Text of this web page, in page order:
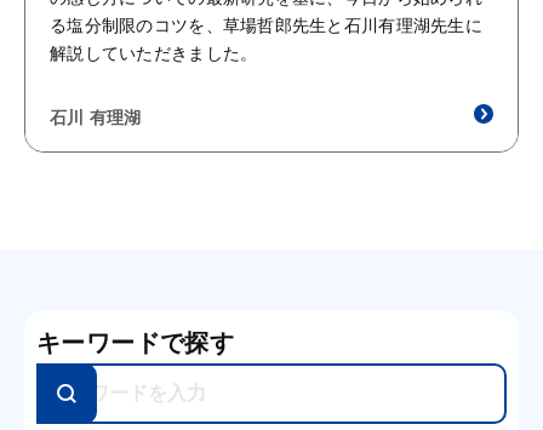
る塩分制限のコツを、草場哲郎先生と石川有理湖先生に
解説していただきました。
石川 有理湖
キーワードで探す